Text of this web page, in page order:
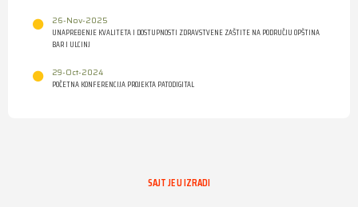
26-Nov-2025
UNAPREĐENJE KVALITETA I DOSTUPNOSTI ZDRAVSTVENE ZAŠTITE NA PODRUČJU OPŠTINA
BAR I ULCINJ
29-Oct-2024
POČETNA KONFERENCIJA PROJEKTA PATODIGITAL
SAJT JE U IZRADI